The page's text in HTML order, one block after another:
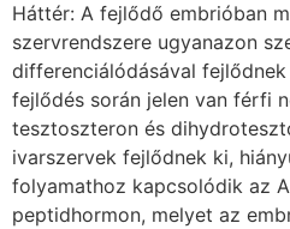
Háttér: A fejlődő embrióban
szervrendszere ugyanazon
differenciálódásával
fejlődés során jelen van férfi
tesztoszteron és
ivarszervek fejlődnek ki,
folyamathoz kapcsolódik az
peptidhormon, melyet az